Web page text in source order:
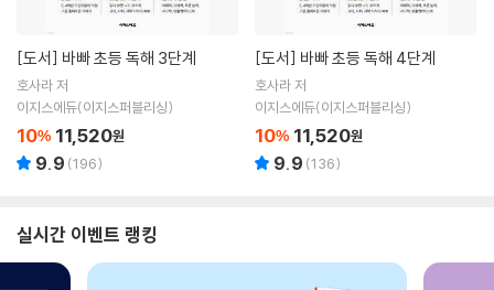
[도서] 바빠 초등 독해 3단계
호사라 저
이지스에듀(이지스퍼블리싱)
10% 11,520원
9.9 (196)
[도서] 바빠 초등 독해 4단계
호사라 저
이지스에듀(이지스퍼블리싱)
10% 11,520원
9.9 (136)
실시간 이벤트 랭킹